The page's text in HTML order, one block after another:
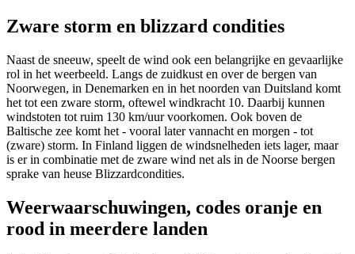
Zware storm en blizzard condities
Naast de sneeuw, speelt de wind ook een belangrijke en gevaarlijke
rol in het weerbeeld. Langs de zuidkust en over de bergen van
Noorwegen, in Denemarken en in het noorden van Duitsland komt
het tot een zware storm, oftewel windkracht 10. Daarbij kunnen
windstoten tot ruim 130 km/uur voorkomen. Ook boven de
Baltische zee komt het - vooral later vannacht en morgen - tot
(zware) storm. In Finland liggen de windsnelheden iets lager, maar
is er in combinatie met de zware wind net als in de Noorse bergen
sprake van heuse Blizzardcondities.
Weerwaarschuwingen, codes oranje en
rood in meerdere landen